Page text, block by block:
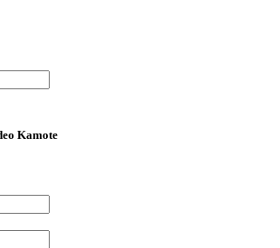
Kamote